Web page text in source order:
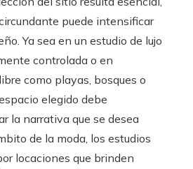
puede intensificar
Ya sea en un estudio de lujo
controlada o en
como playas, bosques o
elegido debe
la narrativa que se desea
de la moda, los estudios
locaciones que brinden